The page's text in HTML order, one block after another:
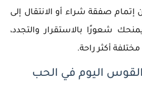
إتمام صفقة شراء أو الانتقال إلى
شعورًا بالاستقرار والتجدد،
أكثر راحة.
اليوم في الحب